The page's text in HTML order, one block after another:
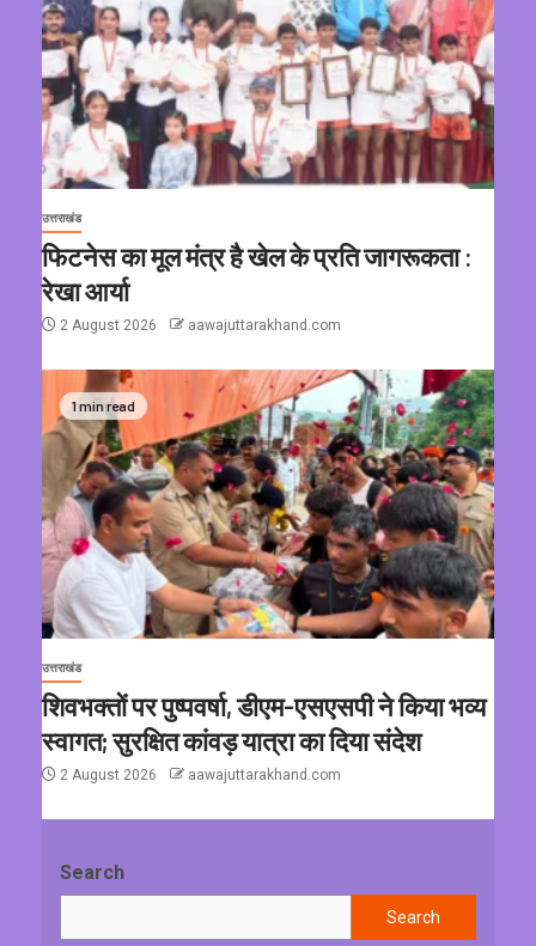
उत्तराखंड
फिटनेस का मूल मंत्र है खेल के प्रति जागरूकता :
रेखा आर्या
2 August 2026 aawajuttarakhand.com
1 min read
उत्तराखंड
शिवभक्तों पर पुष्पवर्षा, डीएम-एसएसपी ने किया भव्य
स्वागत; सुरक्षित कांवड़ यात्रा का दिया संदेश
2 August 2026 aawajuttarakhand.com
Search
Search